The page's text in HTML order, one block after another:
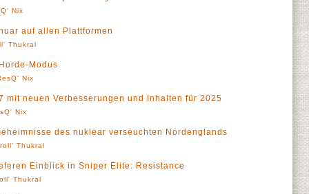
Nix
auf allen Plattformen
Thukral
Modus
Nix
mit neuen Verbesserungen und Inhalten für 2025
Nix
des nuklear verseuchten Nordenglands
Thukral
Einblick in Sniper Elite: Resistance
Thukral